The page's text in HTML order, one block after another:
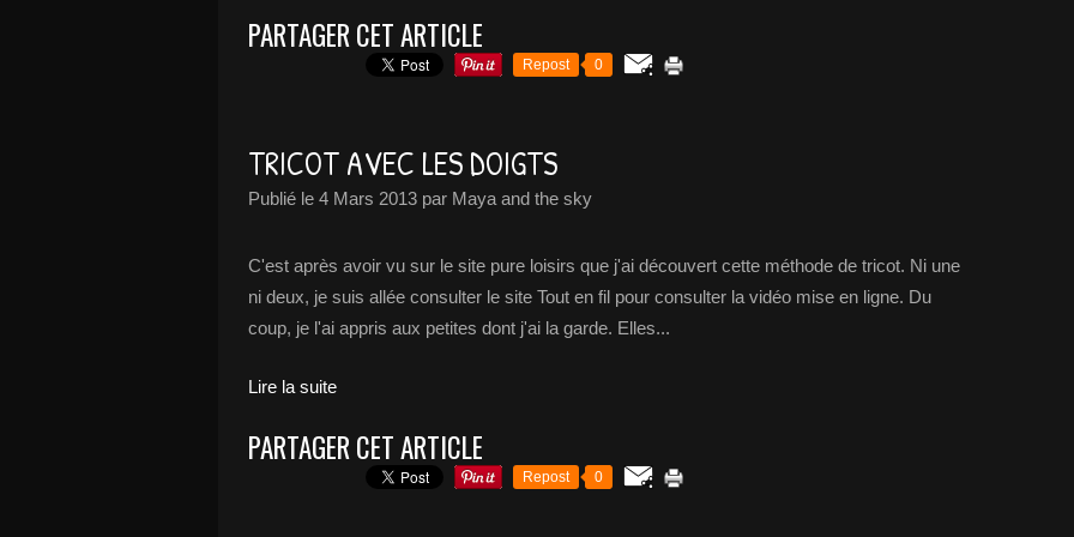
PARTAGER CET ARTICLE
Repost 0
TRICOT AVEC LES DOIGTS
Publié le 4 Mars 2013 par Maya and the sky
C'est après avoir vu sur le site pure loisirs que j'ai découvert cette méthode de tricot. Ni une
ni deux, je suis allée consulter le site Tout en fil pour consulter la vidéo mise en ligne. Du
coup, je l'ai appris aux petites dont j'ai la garde. Elles...
Lire la suite
PARTAGER CET ARTICLE
Repost 0